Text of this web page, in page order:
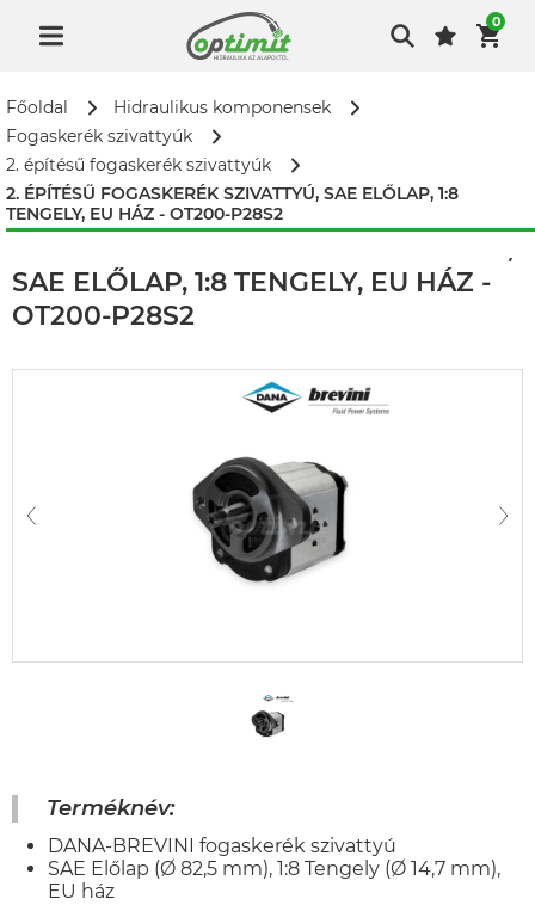
0
Főoldal
Hidraulikus komponensek
Fogaskerék szivattyúk
2. építésű fogaskerék szivattyúk
2. ÉPÍTÉSŰ FOGASKERÉK SZIVATTYÚ, SAE ELŐLAP, 1:8
TENGELY, EU HÁZ - OT200-P28S2
SAE ELŐLAP, 1:8 TENGELY, EU HÁZ -
OT200-P28S2
Terméknév:
DANA-BREVINI fogaskerék szivattyú
SAE Előlap (Ø 82,5 mm), 1:8 Tengely (Ø 14,7 mm),
EU ház